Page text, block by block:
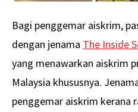
Bagi penggemar aiskrim,
dengan jenama The Inside
yang menawarkan aiskrim
Malaysia khususnya.
penggemar aiskrim kerana